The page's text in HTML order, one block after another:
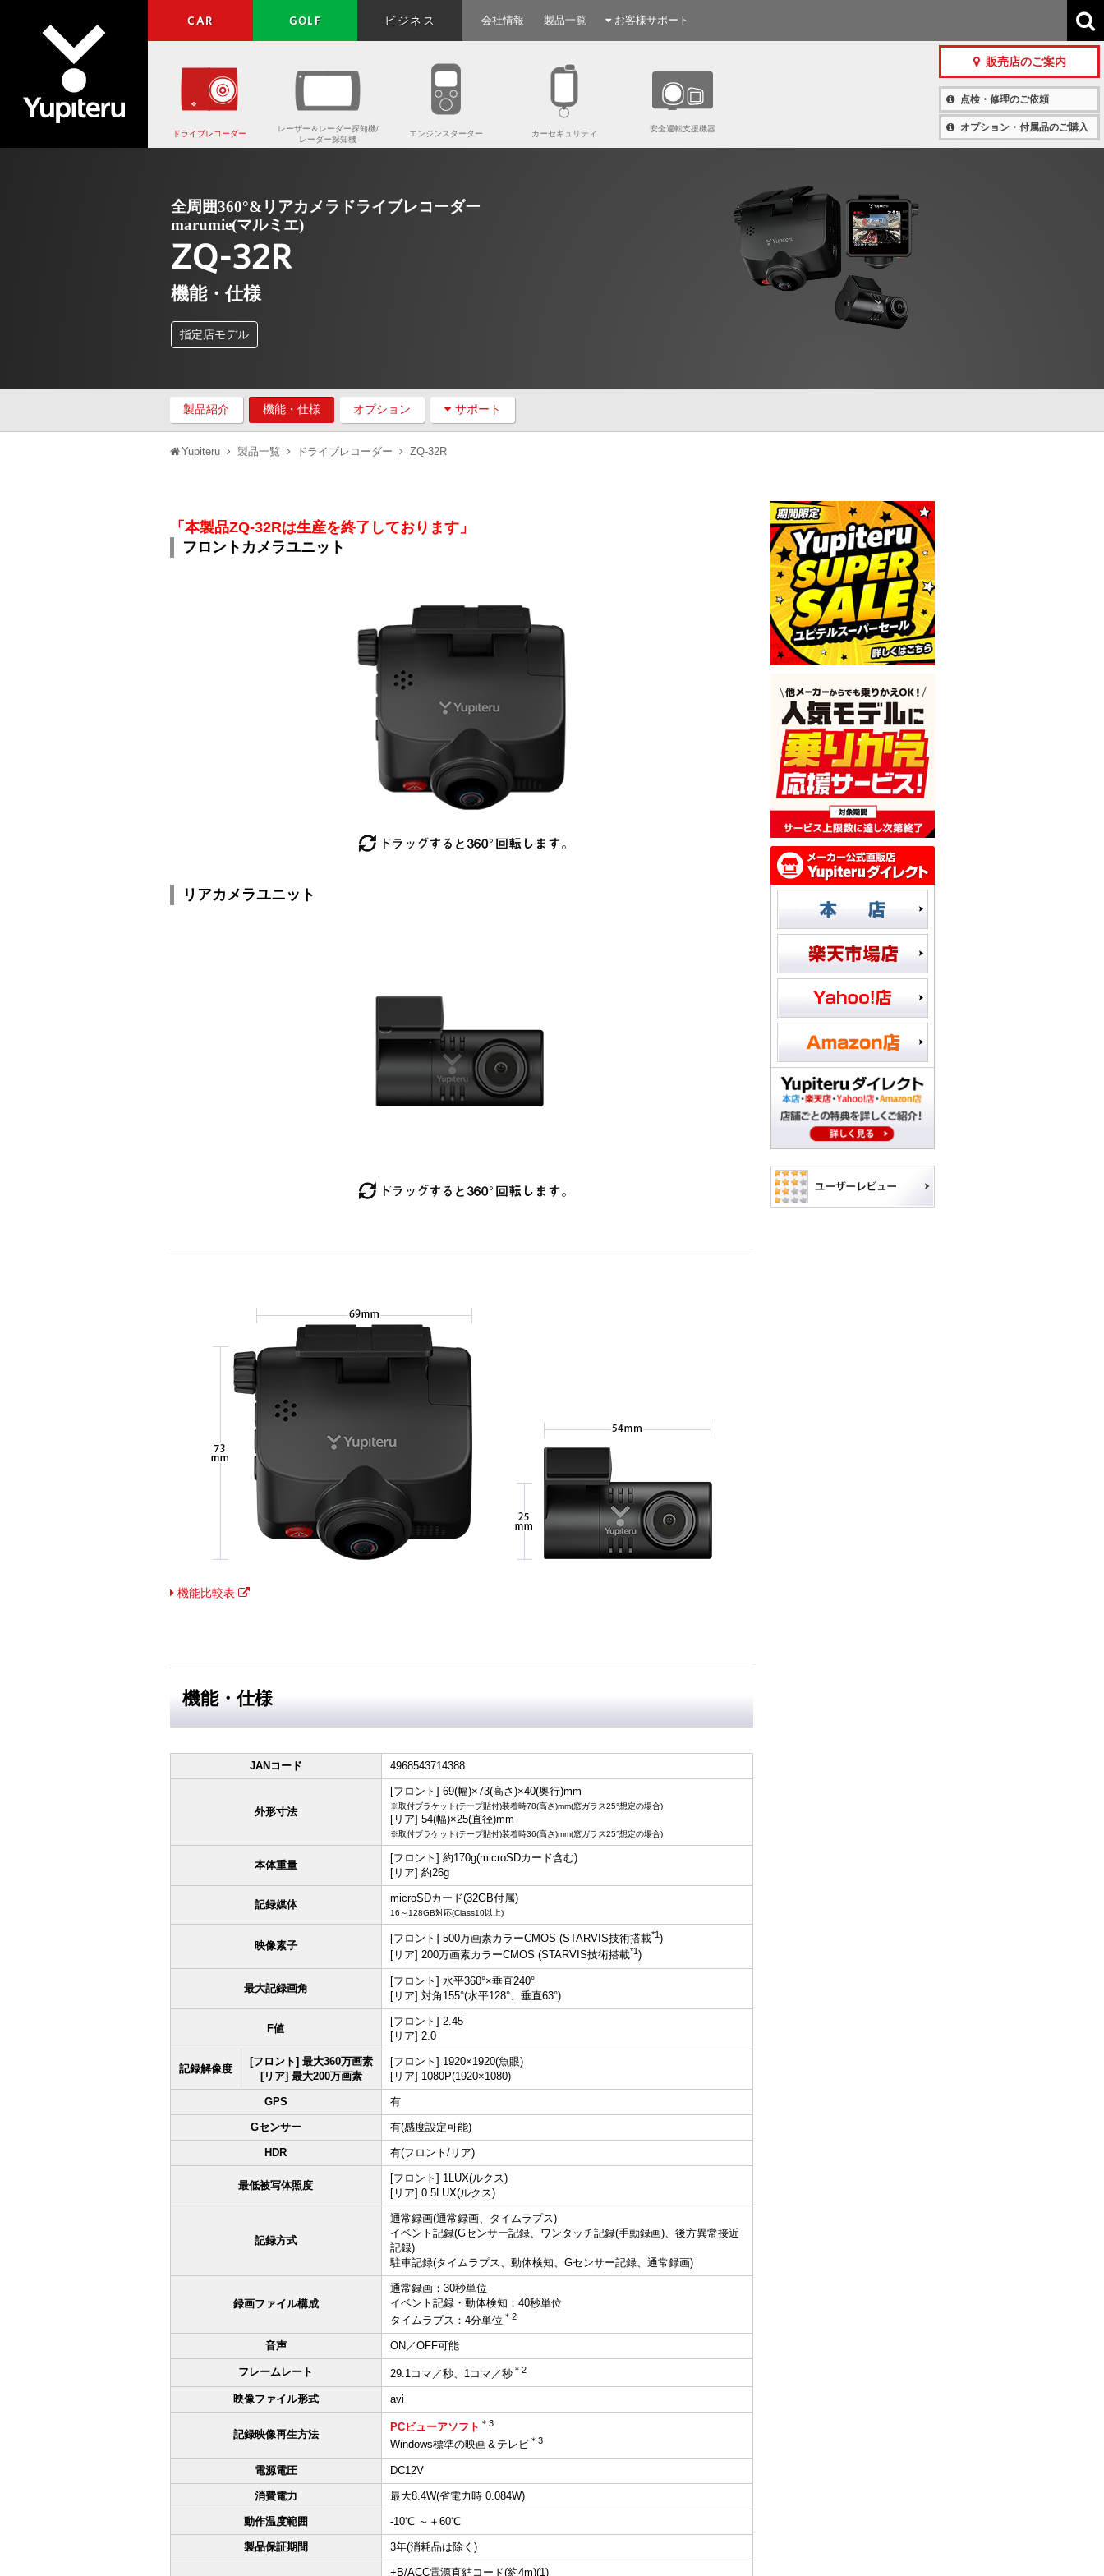
CAR GOLF ビジネス 会社情報 製品一覧 お客様サポート
販売店のご案内
点検・修理のご依頼
オプション・付属品のご購入
ドライブレコーダー
レーザー＆レーダー探知機/
レーダー探知機
エンジンスターター カーセキュリティ
安全運転支援機器
全周囲360°&リアカメラドライブレコーダー
marumie(マルミエ)
ZQ-32R
機能・仕様
指定店モデル
製品紹介 機能・仕様 オプション サポート
Yupiteru 製品一覧 ドライブレコーダー ZQ-32R
「本製品ZQ-32Rは生産を終了しております」
フロントカメラユニット
リアカメラユニット
機能比較表
機能・仕様
JANコード 4968543714388
外形寸法
[フロント] 69(幅)×73(高さ)×40(奥行)mm
※取付ブラケット(テープ貼付)装着時78(高さ)mm(窓ガラス25°想定の場合)
[リア] 54(幅)×25(直径)mm
※取付ブラケット(テープ貼付)装着時36(高さ)mm(窓ガラス25°想定の場合)
本体重量
[フロント] 約170g(microSDカード含む)
[リア] 約26g
記録媒体
microSDカード(32GB付属)
16～128GB対応(Class10以上)
映像素子
[フロント] 500万画素カラーCMOS (STARVIS技術搭載*1)
[リア] 200万画素カラーCMOS (STARVIS技術搭載*1 )
最大記録画角
[フロント] 水平360°×垂直240°
[リア] 対角155°(水平128°、垂直63°)
F値
[フロント] 2.45
[リア] 2.0
記録解像度
[フロント] 最大360万画素
[リア] 最大200万画素
[フロント] 1920×1920(魚眼)
[リア] 1080P(1920×1080)
GPS 有
Gセンサー 有(感度設定可能)
HDR 有(フロント/リア)
最低被写体照度
[フロント] 1LUX(ルクス)
[リア] 0.5LUX(ルクス)
記録方式
通常録画(通常録画、タイムラプス)
イベント記録(Gセンサー記録、ワンタッチ記録(手動録画)、後方異常接近
記録)
駐車記録(タイムラプス、動体検知、Gセンサー記録、通常録画)
録画ファイル構成
通常録画：30秒単位
イベント記録・動体検知：40秒単位
タイムラプス：4分単位 ＊2
音声 ON／OFF可能
フレームレート 29.1コマ／秒、1コマ／秒 ＊2
映像ファイル形式 avi
記録映像再生方法
PCビューアソフト ＊3
Windows標準の映画＆テレビ＊3
電源電圧 DC12V
消費電力 最大8.4W(省電力時 0.084W)
動作温度範囲 -10℃ ～＋60℃
製品保証期間 3年(消耗品は除く)
+B/ACC電源直結コード(約4m)(1)